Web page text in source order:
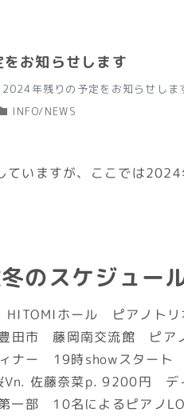
お知らせします
2024年残りの予定をお知らせしま
INFO/NEWS
ていますが、ここでは2024
のスケジュール
ホール ピアノトリ
田市 藤岡南交流館 ピア
ナー 19時showスタート
Vn. 佐藤奈菜p. 9200円 デ
部 10名によるピアノ